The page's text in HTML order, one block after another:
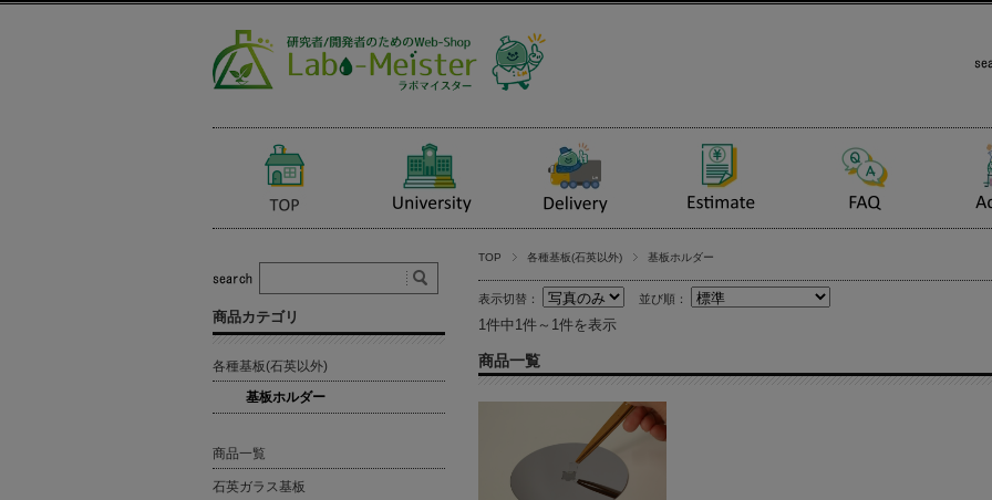
TOP 各種基板(石英以外) 基板ホルダー
表示切替： 並び順：
1件中1件～1件を表示
商品一覧
商品カテゴリ
各種基板(石英以外)
基板ホルダー
商品一覧
石英ガラス基板